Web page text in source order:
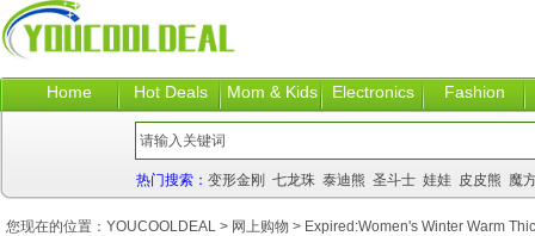
Home Hot Deals Mom & Kids Electronics Fashion
热门搜索： 变形金刚 七龙珠 泰迪熊 圣斗士 娃娃 皮皮熊 魔
您现在的位置： YOUCOOLDEAL > 网上购物 > Expired:Women's Winter Warm